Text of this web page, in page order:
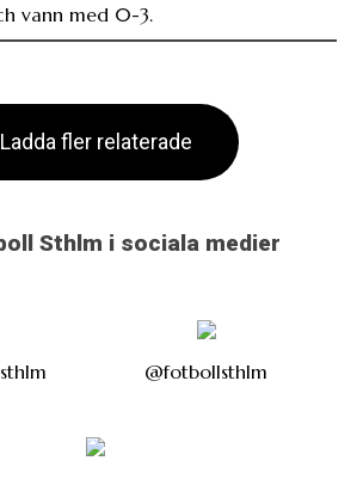
vann med 0-3.
Ladda fler relaterade
Sthlm i sociala medier
@fotbollsthlm